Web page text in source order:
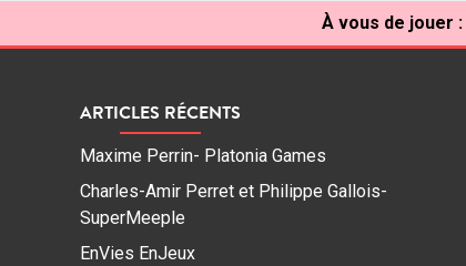
À vous de jouer :
ARTICLES RÉCENTS
Maxime Perrin- Platonia Games
Charles-Amir Perret et Philippe Gallois-
SuperMeeple
EnVies EnJeux